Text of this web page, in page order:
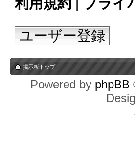
ユーザー登録
掲示板トップ
Powered by phpBB